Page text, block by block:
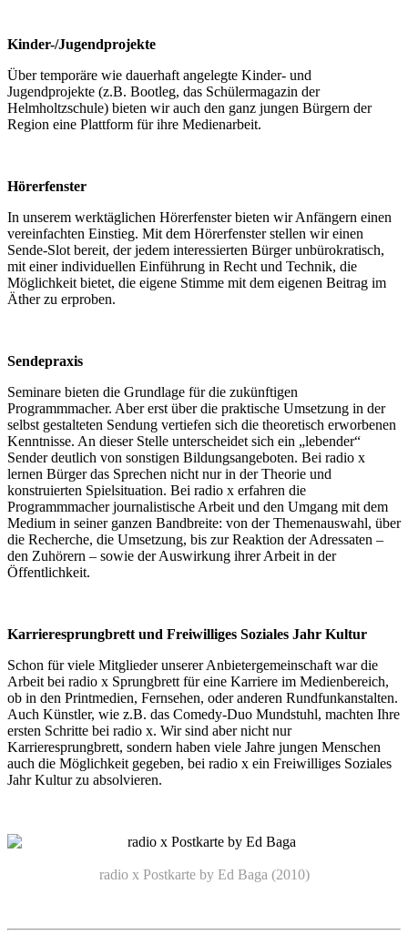
Kinder-/Jugendprojekte
Über temporäre wie dauerhaft angelegte Kinder- und
Jugendprojekte (z.B. Bootleg, das Schülermagazin der
Helmholtzschule) bieten wir auch den ganz jungen Bürgern der
Region eine Plattform für ihre Medienarbeit.
Hörerfenster
In unserem werktäglichen Hörerfenster bieten wir Anfängern einen
vereinfachten Einstieg. Mit dem Hörerfenster stellen wir einen
Sende-Slot bereit, der jedem interessierten Bürger unbürokratisch,
mit einer individuellen Einführung in Recht und Technik, die
Möglichkeit bietet, die eigene Stimme mit dem eigenen Beitrag im
Äther zu erproben.
Sendepraxis
Seminare bieten die Grundlage für die zukünftigen
Programmmacher. Aber erst über die praktische Umsetzung in der
selbst gestalteten Sendung vertiefen sich die theoretisch erworbenen
Kenntnisse. An dieser Stelle unterscheidet sich ein „lebender“
Sender deutlich von sonstigen Bildungsangeboten. Bei radio x
lernen Bürger das Sprechen nicht nur in der Theorie und
konstruierten Spielsituation. Bei radio x erfahren die
Programmmacher journalistische Arbeit und den Umgang mit dem
Medium in seiner ganzen Bandbreite: von der Themenauswahl, über
die Recherche, die Umsetzung, bis zur Reaktion der Adressaten –
den Zuhörern – sowie der Auswirkung ihrer Arbeit in der
Öffentlichkeit.
Karrieresprungbrett und Freiwilliges Soziales Jahr Kultur
Schon für viele Mitglieder unserer Anbietergemeinschaft war die
Arbeit bei radio x Sprungbrett für eine Karriere im Medienbereich,
ob in den Printmedien, Fernsehen, oder anderen Rundfunkanstalten.
Auch Künstler, wie z.B. das Comedy-Duo Mundstuhl, machten Ihre
ersten Schritte bei radio x. Wir sind aber nicht nur
Karrieresprungbrett, sondern haben viele Jahre jungen Menschen
auch die Möglichkeit gegeben, bei radio x ein Freiwilliges Soziales
Jahr Kultur zu absolvieren.
radio x Postkarte by Ed Baga (2010)